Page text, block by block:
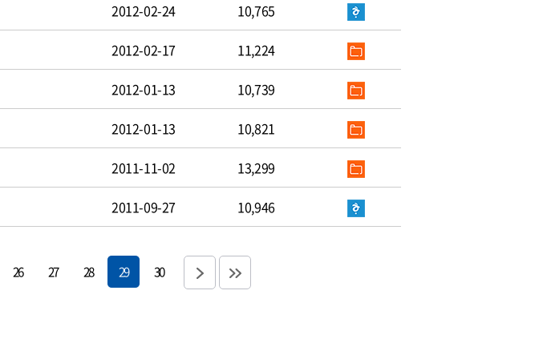
2012-02-24 10,765
2012-02-17 11,224
2012-01-13 10,739
2012-01-13 10,821
2011-11-02 13,299
2011-09-27 10,946
26 27 28 29 30